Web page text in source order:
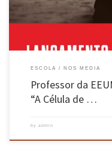
ESCOLA NOS MEDIA
Professor da
“A Célula de …
by admin